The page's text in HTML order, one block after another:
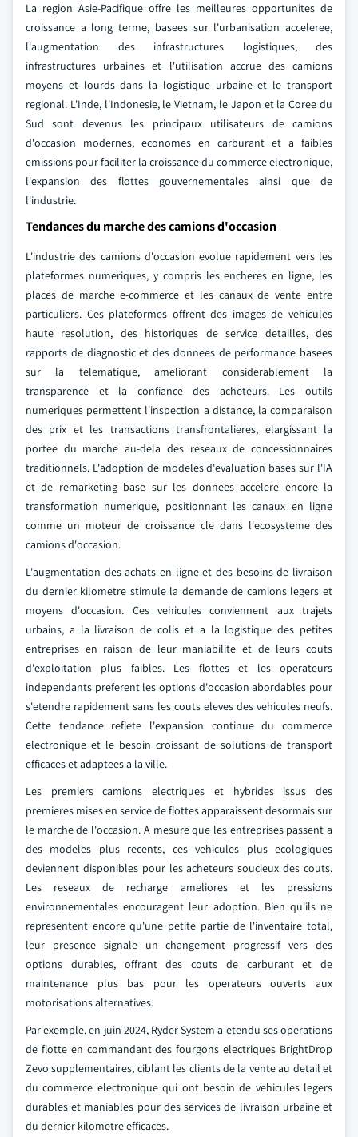
La region Asie-Pacifique offre les meilleures opportunites de
croissance a long terme, basees sur l'urbanisation acceleree,
l'augmentation des infrastructures logistiques, des
infrastructures urbaines et l'utilisation accrue des camions
moyens et lourds dans la logistique urbaine et le transport
regional. L'Inde, l'Indonesie, le Vietnam, le Japon et la Coree du
Sud sont devenus les principaux utilisateurs de camions
d'occasion modernes, economes en carburant et a faibles
emissions pour faciliter la croissance du commerce electronique,
l'expansion des flottes gouvernementales ainsi que de
l'industrie.
Tendances du marche des camions d'occasion
L'industrie des camions d'occasion evolue rapidement vers les
plateformes numeriques, y compris les encheres en ligne, les
places de marche e-commerce et les canaux de vente entre
particuliers. Ces plateformes offrent des images de vehicules
haute resolution, des historiques de service detailles, des
rapports de diagnostic et des donnees de performance basees
sur la telematique, ameliorant considerablement la
transparence et la confiance des acheteurs. Les outils
numeriques permettent l'inspection a distance, la comparaison
des prix et les transactions transfrontalieres, elargissant la
portee du marche au-dela des reseaux de concessionnaires
traditionnels. L'adoption de modeles d'evaluation bases sur l'IA
et de remarketing base sur les donnees accelere encore la
transformation numerique, positionnant les canaux en ligne
comme un moteur de croissance cle dans l'ecosysteme des
camions d'occasion.
L'augmentation des achats en ligne et des besoins de livraison
du dernier kilometre stimule la demande de camions legers et
moyens d'occasion. Ces vehicules conviennent aux trajets
urbains, a la livraison de colis et a la logistique des petites
entreprises en raison de leur maniabilite et de leurs couts
d'exploitation plus faibles. Les flottes et les operateurs
independants preferent les options d'occasion abordables pour
s'etendre rapidement sans les couts eleves des vehicules neufs.
Cette tendance reflete l'expansion continue du commerce
electronique et le besoin croissant de solutions de transport
efficaces et adaptees a la ville.
Les premiers camions electriques et hybrides issus des
premieres mises en service de flottes apparaissent desormais sur
le marche de l'occasion. A mesure que les entreprises passent a
des modeles plus recents, ces vehicules plus ecologiques
deviennent disponibles pour les acheteurs soucieux des couts.
Les reseaux de recharge ameliores et les pressions
environnementales encouragent leur adoption. Bien qu'ils ne
representent encore qu'une petite partie de l'inventaire total,
leur presence signale un changement progressif vers des
options durables, offrant des couts de carburant et de
maintenance plus bas pour les operateurs ouverts aux
motorisations alternatives.
Par exemple, en juin 2024, Ryder System a etendu ses operations
de flotte en commandant des fourgons electriques BrightDrop
Zevo supplementaires, ciblant les clients de la vente au detail et
du commerce electronique qui ont besoin de vehicules legers
durables et maniables pour des services de livraison urbaine et
du dernier kilometre efficaces.